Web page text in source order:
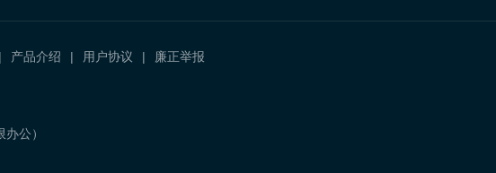
产品介绍 用户协议 廉正举报
公）